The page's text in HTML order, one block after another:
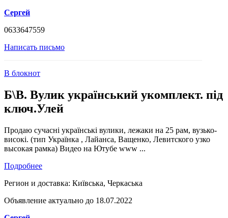
Сергей
0633647559
Написать письмо
В блокнот
Б\В. Вулик український укомплект. під
ключ.Улей
Продаю сучасні українські вулики, лежаки на 25 рам, вузько-
високі. (тип Українка , Лайанса, Ващенко, Левитского узко
высокая рамка) Видео на Ютубе www ...
Подробнее
Регион и доставка: Київська, Черкаська
Объявление актуально до 18.07.2022